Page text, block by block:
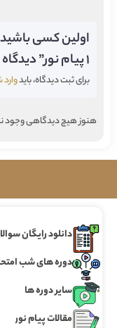
اولین کسی باشید
۱ پیام نور” دیدگاه می‌گذارید;
برای ثبت دیدگاه، باید
هنوز هیچ دیدگاهی وجود
دانلود رایگان
دوره های شب
سایر دوره ها
مقالات پیام نور